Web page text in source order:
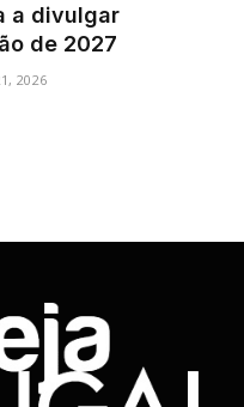
a divulgar
de 2027
2026